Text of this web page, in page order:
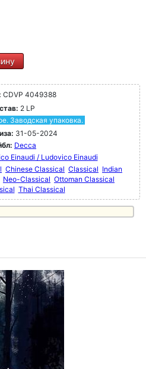
CDVP 4049388
2 LP
Заводская упаковка.
31-05-2024
Decca
Einaudi / Ludovico Einaudi
Chinese Classical Classical Indian
Neo-Classical Ottoman Classical
Thai Classical